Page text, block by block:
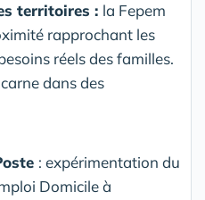
territoires : la Fepem
rapprochant les
réels des familles.
dans des
: expérimentation du
Domicile à